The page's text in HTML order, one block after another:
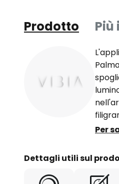
Prodotto
Le
Per
Dettagli utili sul